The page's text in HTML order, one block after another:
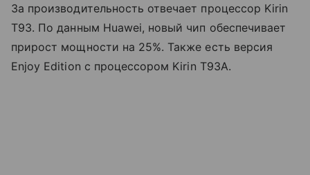
За производительность отвечает процессор Kirin
T93. По данным Huawei, новый чип обеспечивает
прирост мощности на 25%. Также есть версия
Enjoy Edition с процессором Kirin T93A.